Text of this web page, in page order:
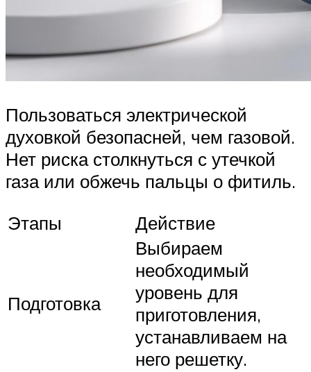
Пользоваться электрической
духовкой безопасней, чем газовой.
Нет риска столкнуться с утечкой
газа или обжечь пальцы о фитиль.
Этапы
Действие
Подготовка
Выбираем
необходимый
уровень для
приготовления,
устанавливаем на
него решетку.